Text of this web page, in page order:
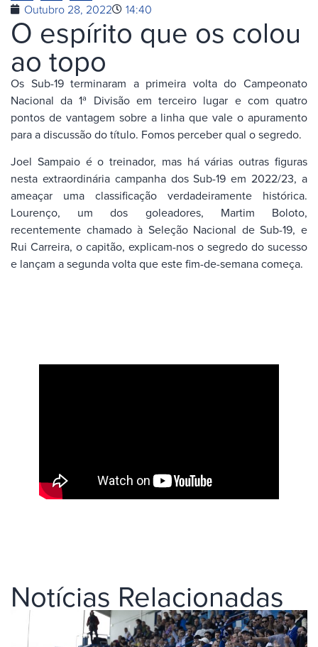
Outubro 28, 2022 14:40
O espírito que os colou
ao topo
Os Sub-19 terminaram a primeira volta do Campeonato
Nacional da 1ª Divisão em terceiro lugar e com quatro
pontos de vantagem sobre a linha que vale o apuramento
para a discussão do título. Fomos perceber qual o segredo.
Joel Sampaio é o treinador, mas há várias outras figuras
nesta extraordinária campanha dos Sub-19 em 2022/23, a
ameaçar uma classificação verdadeiramente histórica.
Lourenço, um dos goleadores, Martim Boloto,
recentemente chamado à Seleção Nacional de Sub-19, e
Rui Carreira, o capitão, explicam-nos o segredo do sucesso
e lançam a segunda volta que este fim-de-semana começa.
Notícias Relacionadas